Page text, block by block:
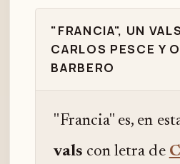
"FRANCIA", UN
CARLOS PESCE Y
BARBERO
"Francia" es, en
vals con letra de